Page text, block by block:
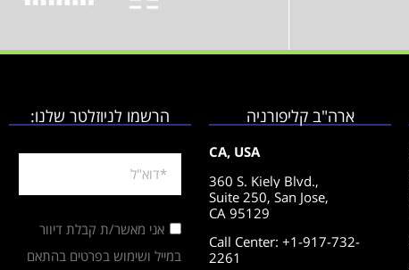
ארה"ב קליפורניה
CA, USA
360 S. Kiely Blvd.,
Suite 250, San Jose,
CA 95129
Call Center: +1-917-732-
2261
הרשמו לניוזלטר שלנו:
אני מאשר/ת קבלת דיוור
במייל ושימוש בפרטים בהתאם